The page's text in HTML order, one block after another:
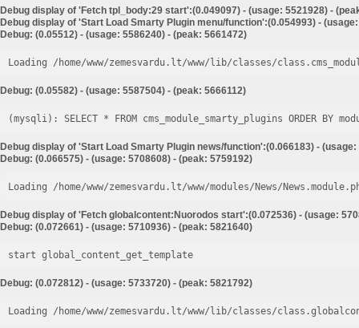
Debug display of 'Fetch tpl_body:29 start':(0.049097) - (usage: 5521928) -
Debug display of 'Start Load Smarty Plugin menu/function':(0.054993) -
Debug: (0.05512) - (usage: 5586240) - (peak: 5661472)
Loading /home/www/zemesvardu.lt/www/lib/classes/
Debug: (0.05582) - (usage: 5587504) - (peak: 5666112)
Debug display of 'Start Load Smarty Plugin news/function':(0.066183) -
Debug: (0.066575) - (usage: 5708608) - (peak: 5759192)
Loading /home/www/zemesvardu.lt/www/modules/News/
Debug display of 'Fetch globalcontent:Nuorodos start':(0.072536) - (usage:
Debug: (0.072661) - (usage: 5710936) - (peak: 5821640)
start global_content_get_template
Debug: (0.072812) - (usage: 5733720) - (peak: 5821792)
Loading /home/www/zemesvardu.lt/www/lib/classes/